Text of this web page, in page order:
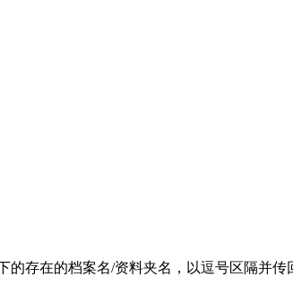
的存在的档案名/资料夹名，以逗号区隔并